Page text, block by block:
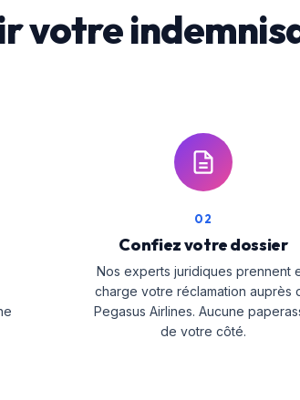
votre
02
Confiez votre dossier
Nos experts juridiques prennent
charge votre réclamation auprès
Pegasus Airlines. Aucune
de votre côté.